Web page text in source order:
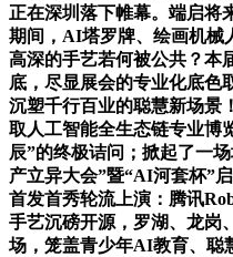
正在深圳落下帷幕。端启将
期间，AI塔罗牌、绘画机械
高深的手艺若何被公共？本
底，尽显展会的专业化底色
沉塑千行百业的聪慧新场景
取人工智能全生态链专业博
辰”的终极诘问；掀起了一
产立异大会”暨“AI河套杯”
首发首秀轮流上演：腾讯
手艺沉磅开源，罗湖、龙岗
场，笼盖青少年AI教育、聪